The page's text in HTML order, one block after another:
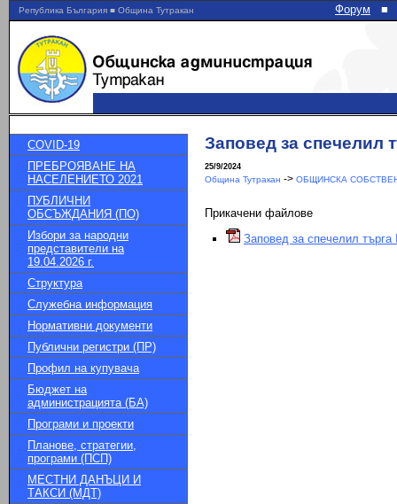
Република България ■ Община Тутракан Форум ■
COVID-19
ПРЕБРОЯВАНЕ НА
НАСЕЛЕНИЕТО 2021
ПУБЛИЧНИ
ОБСЪЖДАНИЯ (ПО)
Избори за народни
представители на
19.04.2026 г.
Структура
Служебна информация
Нормативни документи
Публични регистри (ПР)
Профил на купувача
Бюджет на
администрацията (БА)
Програми и проекти
Планове, стратегии,
програми (ПСП)
МЕСТНИ ДАНЪЦИ И
ТАКСИ (МДТ)
Заповед за спечелил
25/9/2024
Община Тутракан -> ОБЩИНСКА
Прикачени файлове
Заповед за спечелил